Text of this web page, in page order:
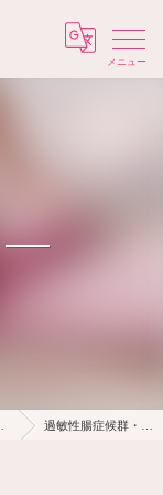
Menu
過敏性腸症候群・便秘